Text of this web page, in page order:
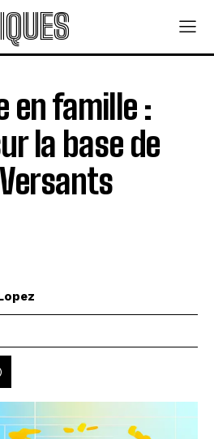
en famille :
la base de